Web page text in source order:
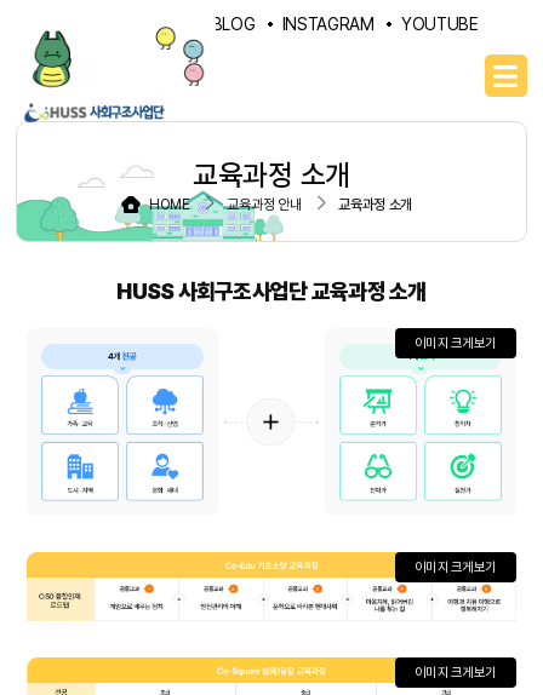
NAVER BLOG INSTAGRAM YOUTUBE
교육과정 소개
HOME 교육과정 안내 교육과정 소개
HUSS 사회구조사업단 교육과정 소개
이미지 크게보기
이미지 크게보기
이미지 크게보기